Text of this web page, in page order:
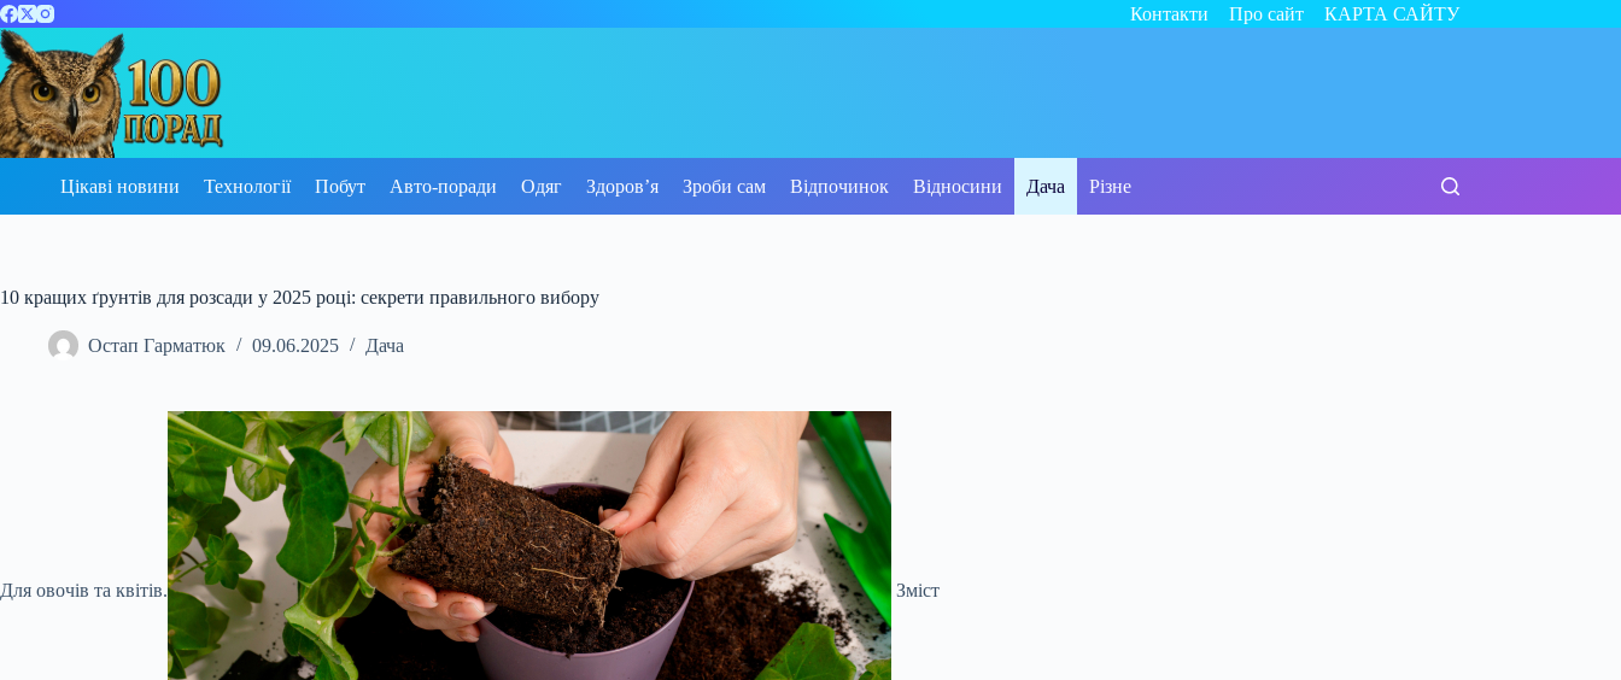
Перейти
до
вмісту
Контакти Про сайт КАРТА САЙТУ
Цікаві новини Технології Побут Авто-поради Одяг Здоров’я Зроби сам Відпочинок Відносини Дача Різне
10 кращих ґрунтів для розсади у 2025 році: секрети правильного вибору
Остап Гарматюк 09.06.2025 Дача
Для овочів та квітів. Зміст